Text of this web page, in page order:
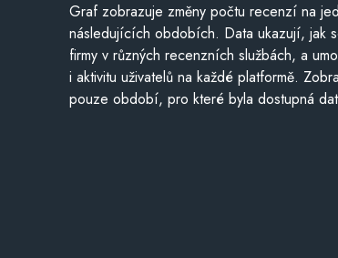
Graf zobrazuje změny počtu recenzí na
následujících obdobích. Data ukazují, jak
firmy v různých recenzních službách, a
i aktivitu uživatelů na každé platformě.
pouze období, pro které byla dostupná